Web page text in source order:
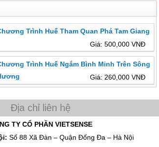
Trình Huế Tham Quan Phá Tam Giang
Giá: 500,000 VNĐ
Trình Huế Ngắm Bình Minh Trên Sông
Giá: 260,000 VNĐ
TY CỔ PHẦN VIETSENSE
Số 88 Xã Đàn – Quận Đống Đa – Hà Nội